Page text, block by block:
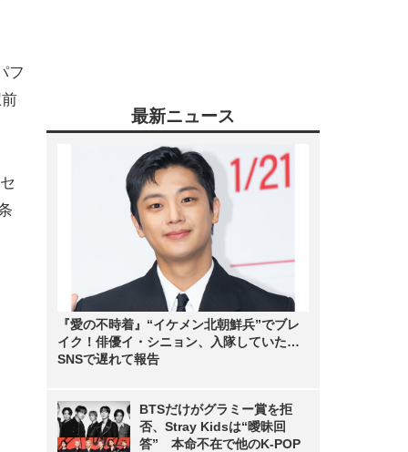
フ
最新ニュース
『愛の不時着』“イケメン北朝鮮兵”でブレ
イク！俳優イ・シニョン、入隊していた…
SNSで遅れて報告
BTSだけがグラミー賞を拒
否、Stray Kidsは“曖昧回
答” 本命不在で他のK-POP